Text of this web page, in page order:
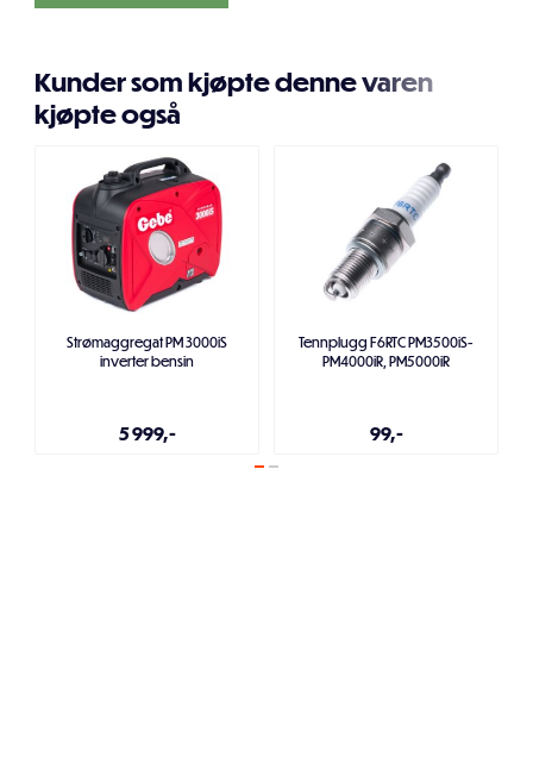
Kunder som kjøpte denne varen
kjøpte også
Strømaggregat PM 3000iS
inverter bensin
5 999,-
Tennplugg F6RTC PM3500iS-
PM4000iR, PM5000iR
99,-